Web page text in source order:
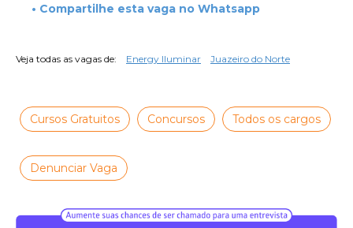
• Compartilhe esta vaga no Whatsapp
Veja todas as vagas de: Energy Iluminar Juazeiro do Norte
Cursos Gratuitos Concursos Todos os cargos
Denunciar Vaga